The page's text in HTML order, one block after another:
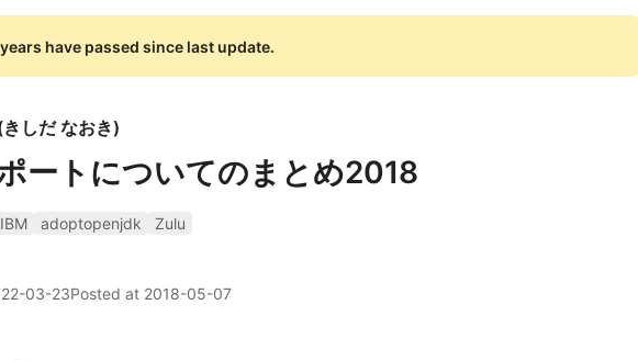
have passed since last update.
きしだ なおき)
ートについてのまとめ2018
IBM adoptopenjdk
Zulu
03-23Posted at 2018-05-07